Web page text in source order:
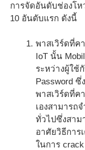
การจัดอันดับช่องโ
10 อันดับแรก ดังนี้
พาสเวิร์ดที่ค
IoT นั้น
ระหว่างผู้ใช้
Password ซึ่
พาสเวิร์ดที่ค
เองสามารถ
ทั่วไปซึ่งสาม
อาศัยวิธีการ
ในการ